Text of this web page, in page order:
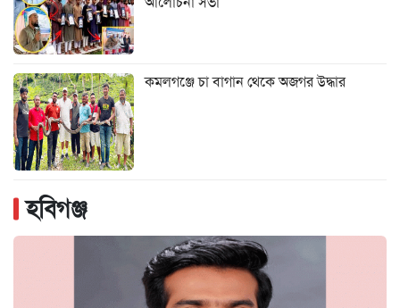
কমলগঞ্জে চা বাগান থেকে অজগর উদ্ধার
হবিগঞ্জ